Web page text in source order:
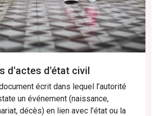
d'actes d'état civil
écrit dans lequel l’autorité
un événement (naissance,
décès) en lien avec l’état ou la